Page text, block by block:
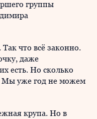
группы
что всё законно.
даже
есть. Но сколько
Мы уже год не можем
крупа. Но в